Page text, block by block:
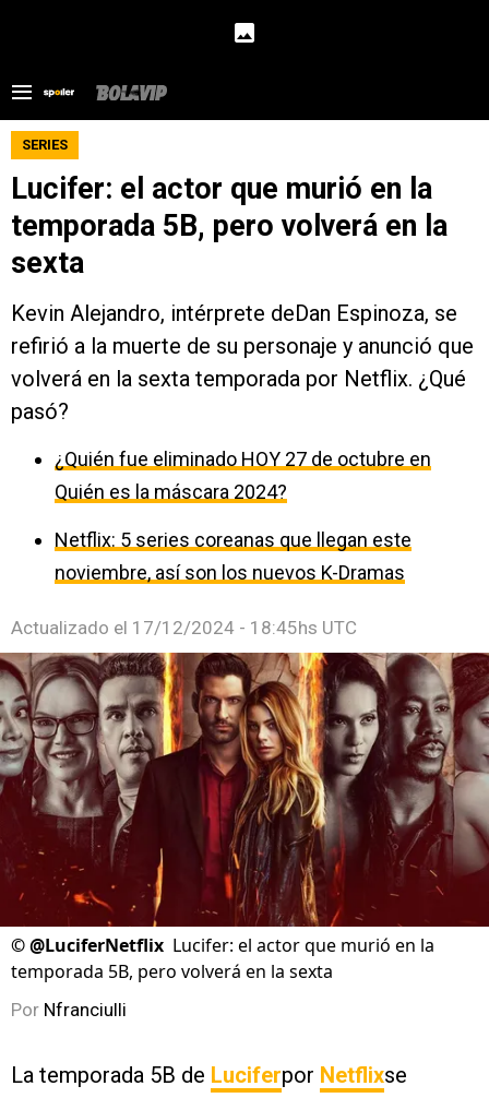
SERIES
Lucifer: el actor que murió en la
temporada 5B, pero volverá en la
sexta
Kevin Alejandro, intérprete deDan Espinoza, se
refirió a la muerte de su personaje y anunció que
volverá en la sexta temporada por Netflix. ¿Qué
pasó?
¿Quién fue eliminado HOY 27 de octubre en
Quién es la máscara 2024?
Netflix: 5 series coreanas que llegan este
noviembre, así son los nuevos K-Dramas
Actualizado el 17/12/2024 - 18:45hs UTC
©@LuciferNetflix Lucifer: el actor que murió en la
temporada 5B, pero volverá en la sexta
Por Nfranciulli
La temporada 5B de Luciferpor Netflixse